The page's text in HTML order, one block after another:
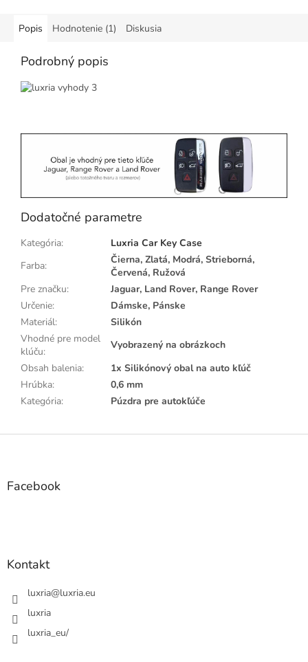
Popis Hodnotenie (1) Diskusia
Podrobný popis
Dodatočné parametre
Kategória:
Luxria Car Key Case
Farba:
Čierna, Zlatá, Modrá, Strieborná,
Červená, Ružová
Pre značku:
Jaguar, Land Rover, Range Rover
Určenie:
Dámske, Pánske
Materiál:
Silikón
Vhodné pre model
klúču:
Vyobrazený na obrázkoch
Obsah balenia:
1x Silikónový obal na auto kľúč
Hrúbka:
0,6 mm
Kategória: Púzdra pre autokľúče
Z
Facebook
Kontakt
luxria@luxria.eu
luxria
luxria_eu/